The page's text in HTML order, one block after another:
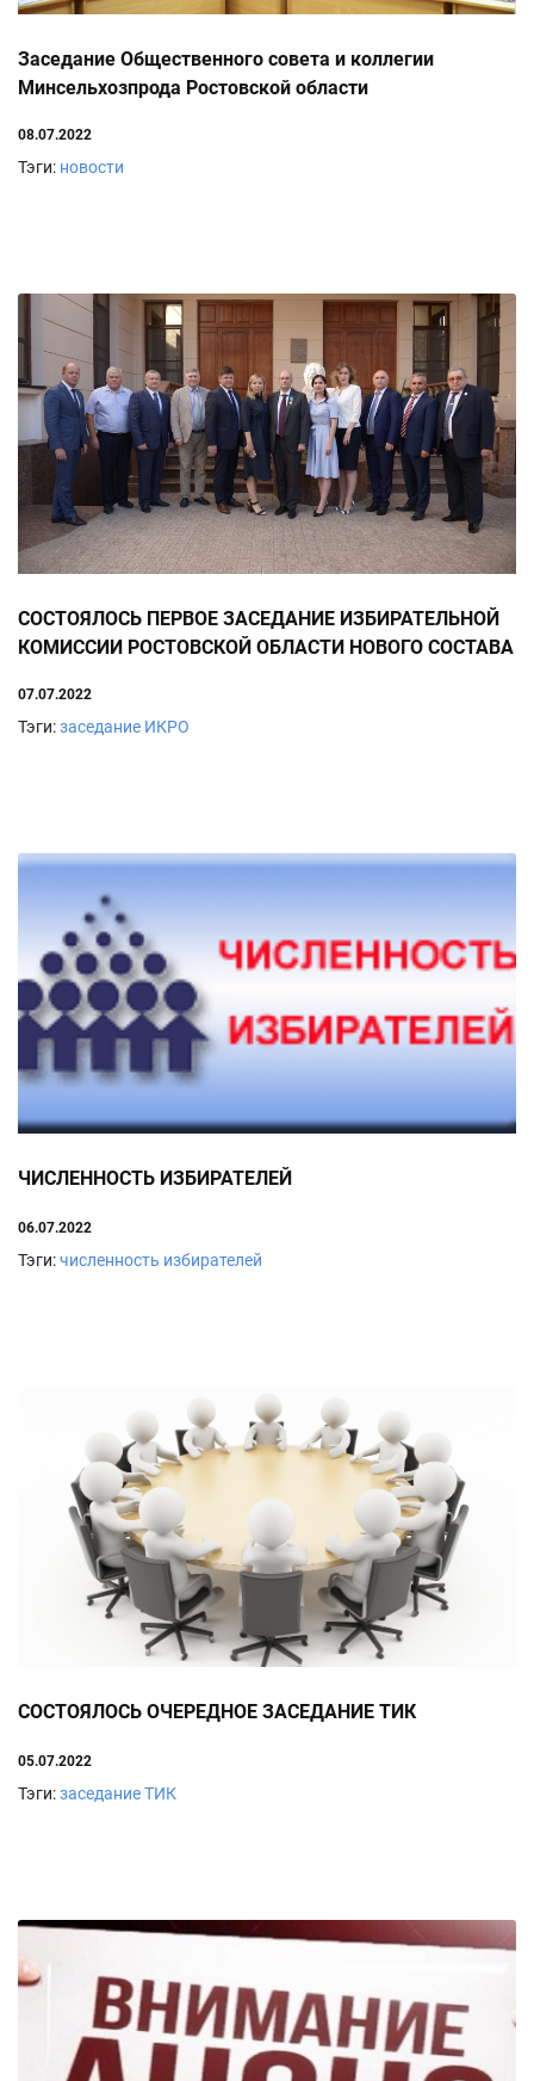
Заседание Общественного совета и коллегии
Минсельхозпрода Ростовской области
08.07.2022
Тэги: новости
СОСТОЯЛОСЬ ПЕРВОЕ ЗАСЕДАНИЕ ИЗБИРАТЕЛЬНОЙ
КОМИССИИ РОСТОВСКОЙ ОБЛАСТИ НОВОГО СОСТАВА
07.07.2022
Тэги:заседание ИКРО
ЧИСЛЕННОСТЬ ИЗБИРАТЕЛЕЙ
06.07.2022
Тэги:численность избирателей
СОСТОЯЛОСЬ ОЧЕРЕДНОЕ ЗАСЕДАНИЕ ТИК
05.07.2022
Тэги:заседание ТИК